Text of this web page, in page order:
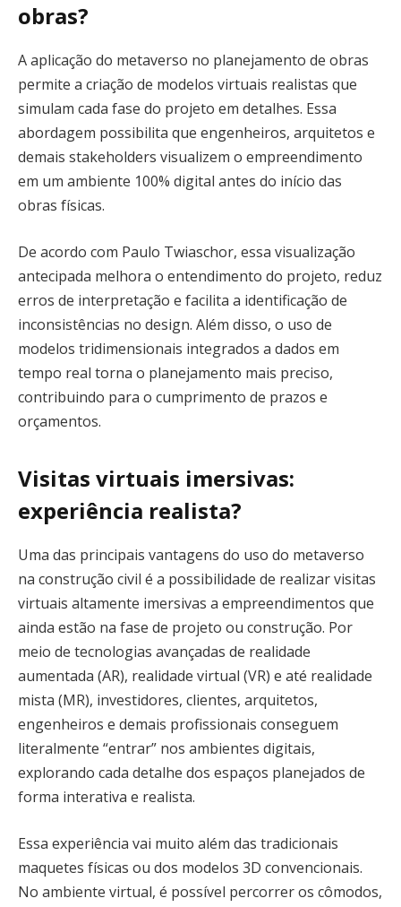
obras?
A aplicação do metaverso no planejamento de obras
permite a criação de modelos virtuais realistas que
simulam cada fase do projeto em detalhes. Essa
abordagem possibilita que engenheiros, arquitetos e
demais stakeholders visualizem o empreendimento
em um ambiente 100% digital antes do início das
obras físicas.
De acordo com Paulo Twiaschor, essa visualização
antecipada melhora o entendimento do projeto, reduz
erros de interpretação e facilita a identificação de
inconsistências no design. Além disso, o uso de
modelos tridimensionais integrados a dados em
tempo real torna o planejamento mais preciso,
contribuindo para o cumprimento de prazos e
orçamentos.
Visitas virtuais imersivas:
experiência realista?
Uma das principais vantagens do uso do metaverso
na construção civil é a possibilidade de realizar visitas
virtuais altamente imersivas a empreendimentos que
ainda estão na fase de projeto ou construção. Por
meio de tecnologias avançadas de realidade
aumentada (AR), realidade virtual (VR) e até realidade
mista (MR), investidores, clientes, arquitetos,
engenheiros e demais profissionais conseguem
literalmente “entrar” nos ambientes digitais,
explorando cada detalhe dos espaços planejados de
forma interativa e realista.
Essa experiência vai muito além das tradicionais
maquetes físicas ou dos modelos 3D convencionais.
No ambiente virtual, é possível percorrer os cômodos,